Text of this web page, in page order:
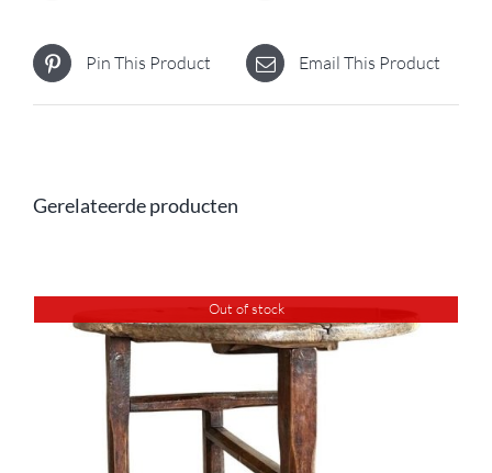
Pin This Product Email This Product
Gerelateerde producten
Out of stock